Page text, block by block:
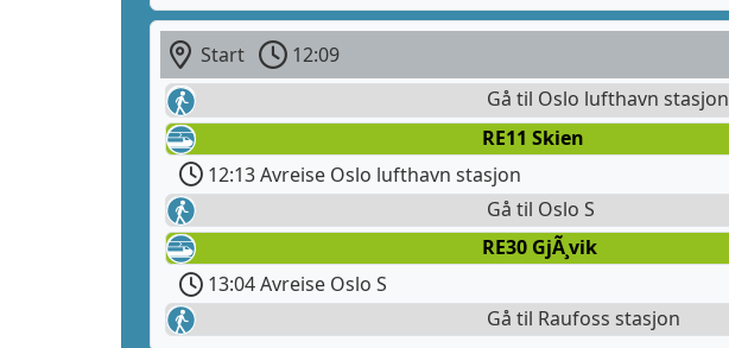
Start 12:09
Gå til Oslo lufthavn stasjon
RE11 Skien
12:13 Avreise Oslo lufthavn stasjon
Gå til Oslo S
RE30 GjÃ¸vik
13:04 Avreise Oslo S
Gå til Raufoss stasjon